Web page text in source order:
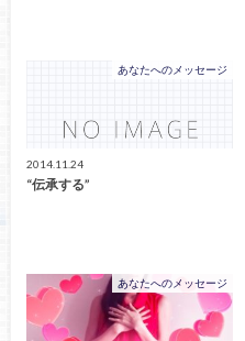
あなたへのメッセージ
2014.11.24
“伝承する”
あなたへのメッセージ